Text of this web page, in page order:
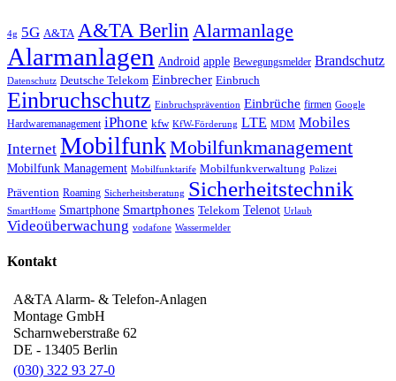
4g 5G A&TA A&TA Berlin Alarmanlage
Alarmanlagen Android apple Bewegungsmelder Brandschutz
Datenschutz Deutsche Telekom Einbrecher Einbruch
Einbruchschutz Einbruchsprävention Einbrüche firmen Google
Hardwaremanagement iPhone kfw KfW-Förderung LTE MDM Mobiles
Internet MobilfunkMobilfunkmanagement
Mobilfunk Management Mobilfunktarife Mobilfunkverwaltung Polizei
Prävention Roaming Sicherheitsberatung Sicherheitstechnik
SmartHome Smartphone Smartphones Telekom Telenot Urlaub
Videoüberwachung vodafone Wassermelder
Kontakt
A&TA Alarm- & Telefon-Anlagen
Montage GmbH
Scharnweberstraße 62
DE - 13405 Berlin
(030) 322 93 27-0